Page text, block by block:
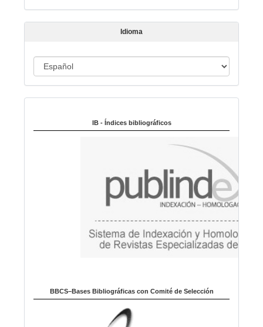
r
t
Idioma
d
m
IB - Índices bibliográficos
BBCS–Bases Bibliográficas con Comité de Selección